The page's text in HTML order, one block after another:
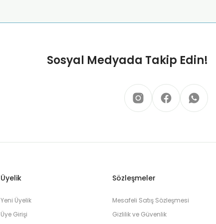
Sosyal Medyada Takip Edin!
Üyelik
Yeni Üyelik
Üye Girişi
Sözleşmeler
Mesafeli Satış Sözleşmesi
Gizlilik ve Güvenlik